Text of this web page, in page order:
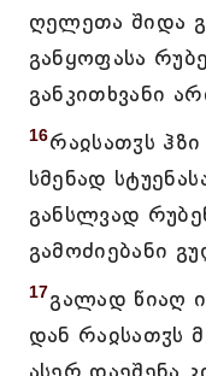
ღელეთა შიდა
განყოფასა
განკითხვანი
16რაჲსათჳს
სმენად
განსლვად
გამოძიებანი
17გალად წიაღ
დან რაჲსათჳს